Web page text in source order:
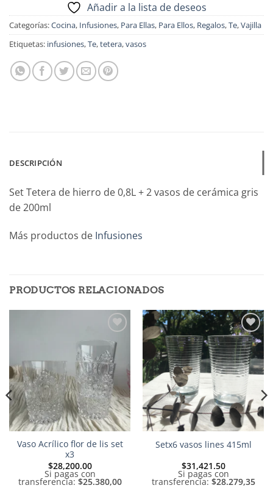
Añadir a la lista de deseos
Categorías:Cocina, Infusiones, Para Ellas, Para Ellos, Regalos,Te,Vajilla
Etiquetas: infusiones,Te,tetera,vasos
DESCRIPCIÓN
Set Tetera de hierro de 0,8L + 2 vasos de cerámica gris
de 200ml
Más productos de Infusiones
PRODUCTOS RELACIONADOS
Añadir
a la
lista de
deseos
Vaso Acrílico flor de lis set
x3
$28,200.00
Si pagas con
transferencia: $25.380,00
Añadir
a la
lista de
deseos
Setx6 vasos lines 415ml
$31,421.50
Si pagas con
transferencia: $28.279,35